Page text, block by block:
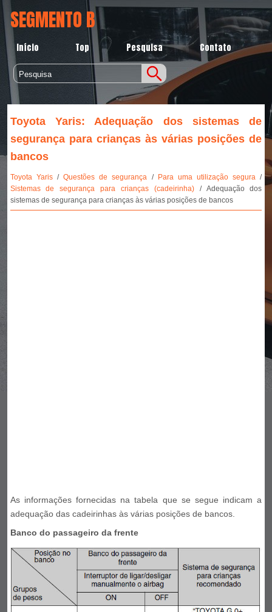
SEGMENTO B
Início Top Pesquisa Contato
Toyota Yaris: Adequação dos sistemas de
segurança para crianças às várias posições de
bancos
Toyota Yaris/Questões de segurança / Para uma utilização segura /
Sistemas de segurança para crianças (cadeirinha)/ Adequação dos
sistemas de segurança para crianças às várias posições de bancos
As informações fornecidas na tabela que se segue indicam a
adequação das cadeirinhas às várias posições de bancos.
Banco do passageiro da frente